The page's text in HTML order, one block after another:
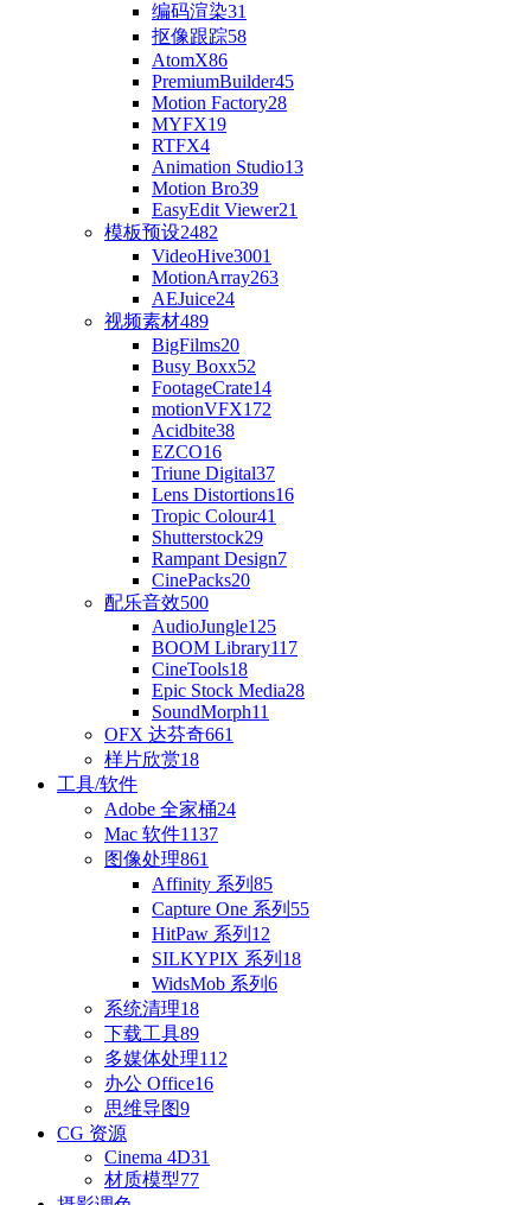
编码渲染31
抠像跟踪58
AtomX86
PremiumBuilder45
Motion Factory28
MYFX19
RTFX4
Animation Studio13
Motion Bro39
EasyEdit Viewer21
模板预设2482
VideoHive3001
MotionArray263
AEJuice24
视频素材489
BigFilms20
Busy Boxx52
FootageCrate14
motionVFX172
Acidbite38
EZCO16
Triune Digital37
Lens Distortions16
Tropic Colour41
Shutterstock29
Rampant Design7
CinePacks20
配乐音效500
AudioJungle125
BOOM Library117
CineTools18
Epic Stock Media28
SoundMorph11
OFX 达芬奇661
样片欣赏18
工具/软件
Adobe 全家桶24
Mac 软件1137
图像处理861
Affinity 系列 85
Capture One 系列 55
HitPaw 系列 12
SILKYPIX 系列 18
WidsMob 系列 6
系统清理18
下载工具89
多媒体处理112
办公 Office16
思维导图9
CG 资源
Cinema 4D31
材质模型77